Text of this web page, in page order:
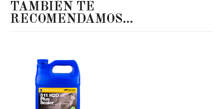
TAMBIÉN TE
RECOMENDAMOS…